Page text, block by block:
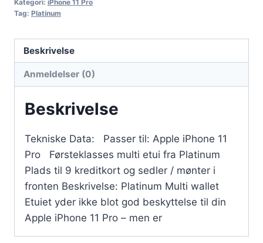
Kategori: iPhone 11 Pro
Tag: Platinum
Beskrivelse
Anmeldelser (0)
Beskrivelse
Tekniske Data: Passer til: Apple iPhone 11
Pro Førsteklasses multi etui fra Platinum
Plads til 9 kreditkort og sedler / mønter i
fronten Beskrivelse: Platinum Multi wallet
Etuiet yder ikke blot god beskyttelse til din
Apple iPhone 11 Pro – men er